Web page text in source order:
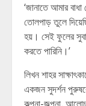
‘জানাতে আমার
তোলপাড় তুলে
হয়। সেই ফুলের
করতে পারিনি।’
লিখন শাহর
একজন সুদর্শন